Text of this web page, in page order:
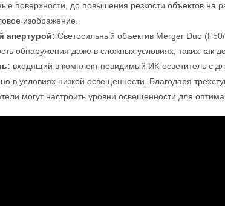
поверхности, до повышения резкости объектов на
изображение.
апертурой: Светосильный объектив Merger Duo
обнаружения даже в сложных условиях, таких как
входящий в комплект невидимый ИК-осветитель с
в условиях низкой освещенности. Благодаря
могут настроить уровни освещенности для